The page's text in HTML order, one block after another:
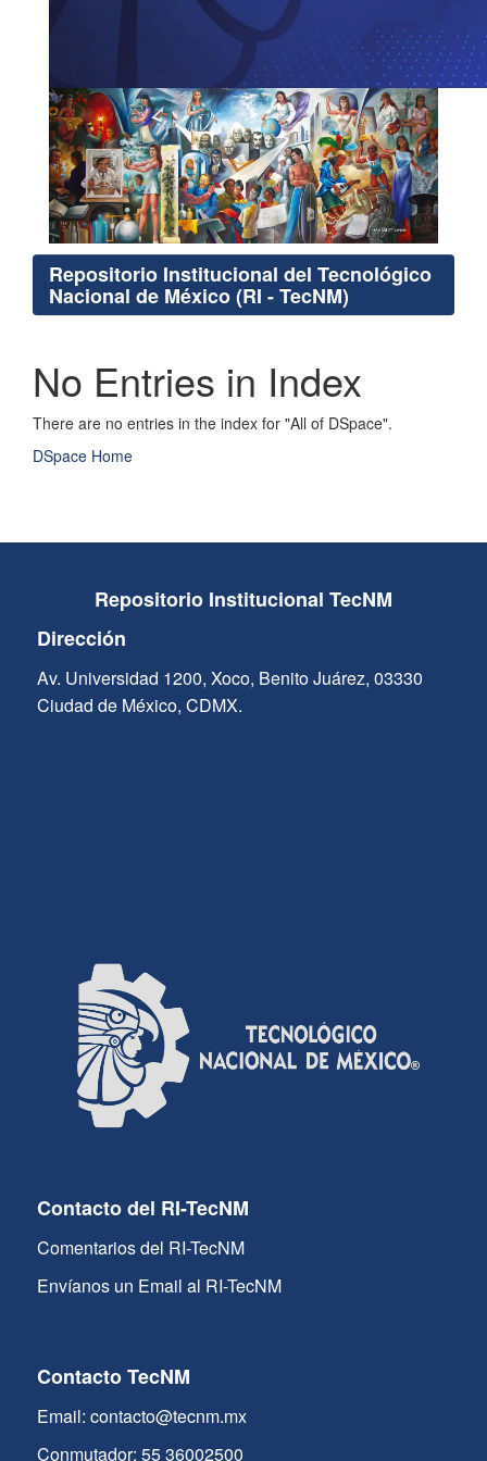
Repositorio Institucional del Tecnológico
Nacional de México (RI - TecNM)
No Entries in Index
There are no entries in the index for "All of DSpace".
DSpace Home
Repositorio Institucional TecNM
Dirección
Av. Universidad 1200, Xoco, Benito Juárez, 03330
Ciudad de México, CDMX.
Contacto del RI-TecNM
Comentarios del RI-TecNM
Envíanos un Email al RI-TecNM
Contacto TecNM
Email: contacto@tecnm.mx
Conmutador: 55 36002500